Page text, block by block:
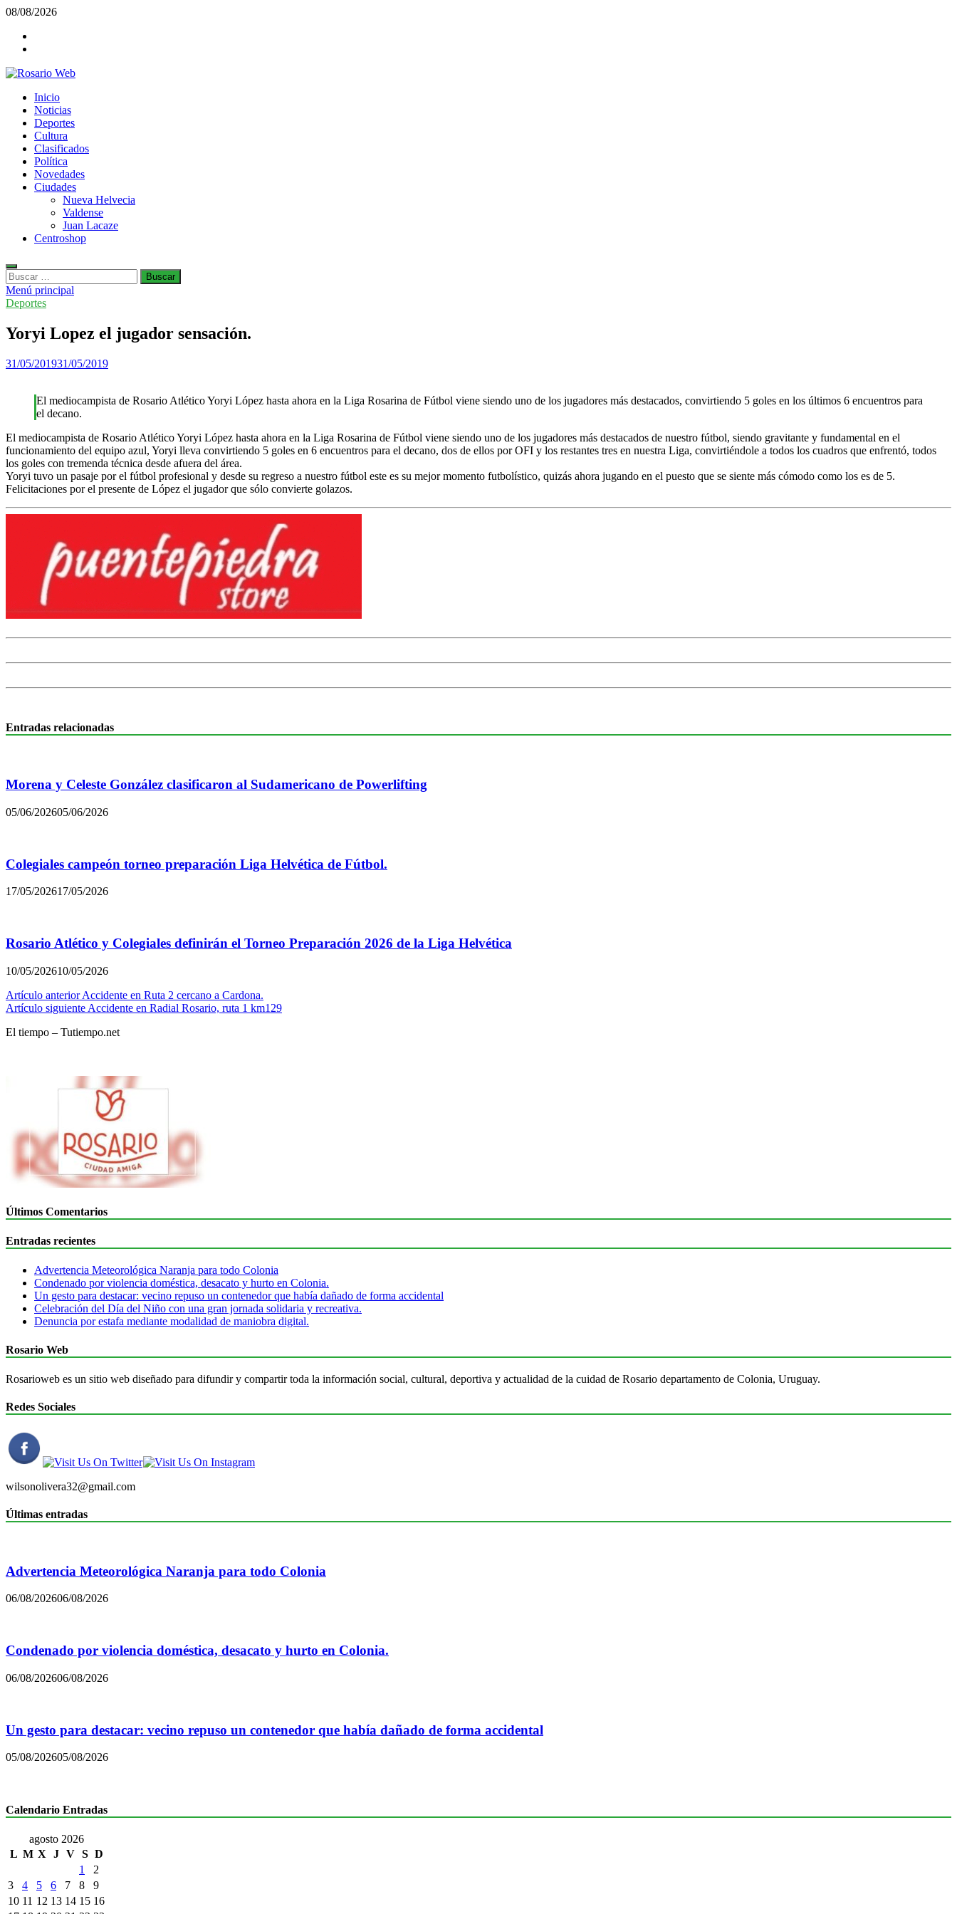
Saltar
contenido
08/08/2026
Rosario Web
Todas la noticias de Rosario y la zona
Inicio
Noticias
Deportes
Cultura
Clasificados
Política
Novedades
Ciudades
Nueva Helvecia
Valdense
Juan Lacaze
Centroshop
Buscar:
Menú principal
Deportes
Yoryi Lopez el jugador sensación.
31/05/201931/05/2019
El mediocampista de Rosario Atlético Yoryi López hasta ahora en la Liga Rosarina de Fútbol viene siendo uno de los jugadores más destacados, convirtiendo 5 goles en los últimos 6 encuentros para
el decano.
El mediocampista de Rosario Atlético Yoryi López hasta ahora en la Liga Rosarina de Fútbol viene siendo uno de los jugadores más destacados de nuestro fútbol, siendo gravitante y fundamental en el
funcionamiento del equipo azul, Yoryi lleva convirtiendo 5 goles en 6 encuentros para el decano, dos de ellos por OFI y los restantes tres en nuestra Liga, convirtiéndole a todos los cuadros que enfrentó, todos
los goles con tremenda técnica desde afuera del área.
Yoryi tuvo un pasaje por el fútbol profesional y desde su regreso a nuestro fútbol este es su mejor momento futbolístico, quizás ahora jugando en el puesto que se siente más cómodo como los es de 5.
Felicitaciones por el presente de López el jugador que sólo convierte golazos.
Entradas relacionadas
Morena y Celeste González clasificaron al Sudamericano de Powerlifting
05/06/202605/06/2026
Colegiales campeón torneo preparación Liga Helvética de Fútbol.
17/05/202617/05/2026
Rosario Atlético y Colegiales definirán el Torneo Preparación 2026 de la Liga Helvética
10/05/202610/05/2026
Navegación
de
entradas
Artículo anterior Accidente en Ruta 2 cercano a Cardona.
Artículo siguiente Accidente en Radial Rosario, ruta 1 km129
El tiempo – Tutiempo.net
Últimos Comentarios
Entradas recientes
Advertencia Meteorológica Naranja para todo Colonia
Condenado por violencia doméstica, desacato y hurto en Colonia.
Un gesto para destacar: vecino repuso un contenedor que había dañado de forma accidental
Celebración del Día del Niño con una gran jornada solidaria y recreativa.
Denuncia por estafa mediante modalidad de maniobra digital.
Rosario Web
Rosarioweb es un sitio web diseñado para difundir y compartir toda la información social, cultural, deportiva y actualidad de la cuidad de Rosario departamento de Colonia, Uruguay.
Redes Sociales
wilsonolivera32@gmail.com
Últimas entradas
Advertencia Meteorológica Naranja para todo Colonia
06/08/202606/08/2026
Condenado por violencia doméstica, desacato y hurto en Colonia.
06/08/202606/08/2026
Un gesto para destacar: vecino repuso un contenedor que había dañado de forma accidental
05/08/202605/08/2026
Calendario Entradas
agosto 2026
L M X J V S D
1
2
3
4 5 6 7 8
9
10 11 12 13 14 15 16